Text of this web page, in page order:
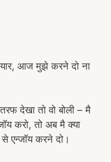
यार, आज मुझे करने दो ना
देखा तो वो बोली – मै
करो, तो अब मै क्या
एन्जॉय करने दो।